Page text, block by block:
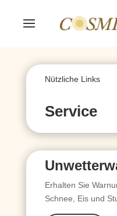
Nützliche Links
Service
Erhalten Sie
Schnee, Eis und